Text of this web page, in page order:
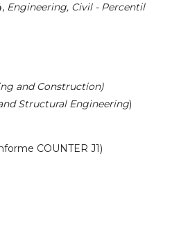
Engineering, Civil - Percentil
and Construction)
Structural Engineering)
COUNTER J1)